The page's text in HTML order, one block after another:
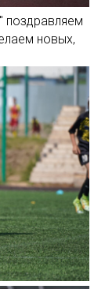
поздравляем
новых,